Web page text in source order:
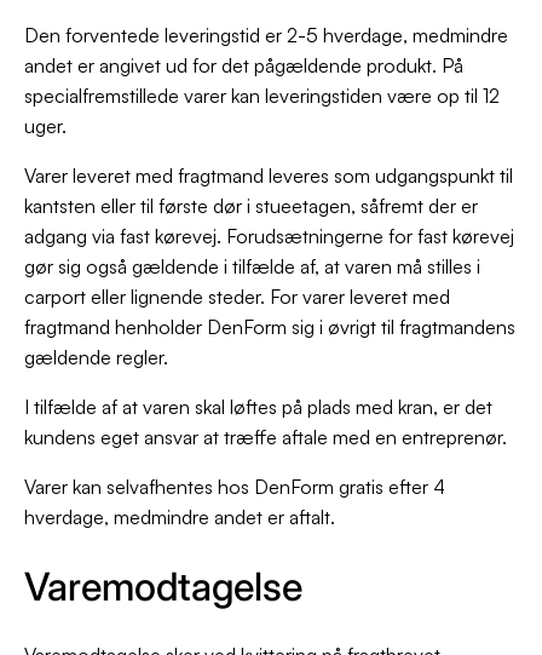
Den forventede leveringstid er 2-5 hverdage, medmindre
andet er angivet ud for det pågældende produkt. På
specialfremstillede varer kan leveringstiden være op til 12
uger.
Varer leveret med fragtmand leveres som udgangspunkt til
kantsten eller til første dør i stueetagen, såfremt der er
adgang via fast kørevej. Forudsætningerne for fast kørevej
gør sig også gældende i tilfælde af, at varen må stilles i
carport eller lignende steder. For varer leveret med
fragtmand henholder DenForm sig i øvrigt til fragtmandens
gældende regler.
I tilfælde af at varen skal løftes på plads med kran, er det
kundens eget ansvar at træffe aftale med en entreprenør.
Varer kan selvafhentes hos DenForm gratis efter 4
hverdage, medmindre andet er aftalt.
Varemodtagelse